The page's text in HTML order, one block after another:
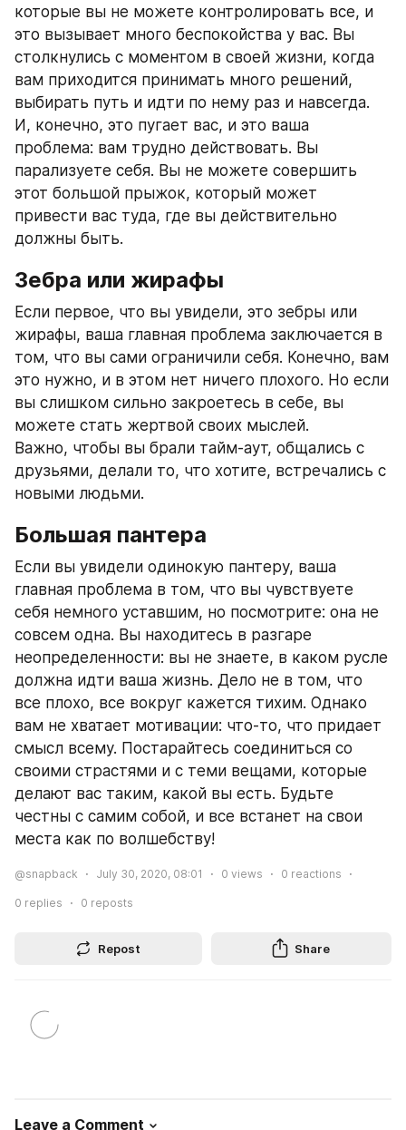
которые вы не можете контролировать все, и
это вызывает много беспокойства у вас. Вы
столкнулись с моментом в своей жизни, когда
вам приходится принимать много решений,
выбирать путь и идти по нему раз и навсегда.
И, конечно, это пугает вас, и это ваша
проблема: вам трудно действовать. Вы
парализуете себя. Вы не можете совершить
этот большой прыжок, который может
привести вас туда, где вы действительно
должны быть.
Зебра или жирафы
Если первое, что вы увидели, это зебры или
жирафы, ваша главная проблема заключается в
том, что вы сами ограничили себя. Конечно, вам
это нужно, и в этом нет ничего плохого. Но если
вы слишком сильно закроетесь в себе, вы
можете стать жертвой своих мыслей.
Важно, чтобы вы брали тайм-аут, общались с
друзьями, делали то, что хотите, встречались с
новыми людьми.
Большая пантера
Если вы увидели одинокую пантеру, ваша
главная проблема в том, что вы чувствуете
себя немного уставшим, но посмотрите: она не
совсем одна. Вы находитесь в разгаре
неопределенности: вы не знаете, в каком русле
должна идти ваша жизнь. Дело не в том, что
все плохо, все вокруг кажется тихим. Однако
вам не хватает мотивации: что-то, что придает
смысл всему. Постарайтесь соединиться со
своими страстями и с теми вещами, которые
делают вас таким, какой вы есть. Будьте
честны с самим собой, и все встанет на свои
места как по волшебству!
@snapback July 30, 2020, 08:01 0 views 0 reactions
0 replies 0 reposts
Repost Share
Leave a Comment